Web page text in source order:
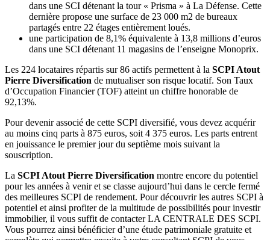
dans une SCI détenant la tour « Prisma » à La Défense. Cette
dernière propose une surface de 23 000 m2 de bureaux
partagés entre 22 étages entièrement loués.
une participation de 8,1% équivalente à 13,8 millions d’euros
dans une SCI détenant 11 magasins de l’enseigne Monoprix.
Les 224 locataires répartis sur 86 actifs permettent à la SCPI Atout
Pierre Diversification de mutualiser son risque locatif. Son Taux
d’Occupation Financier (TOF) atteint un chiffre honorable de
92,13%.
Pour devenir associé de cette SCPI diversifié, vous devez acquérir
au moins cinq parts à 875 euros, soit 4 375 euros. Les parts entrent
en jouissance le premier jour du septième mois suivant la
souscription.
La SCPI Atout Pierre Diversification montre encore du potentiel
pour les années à venir et se classe aujourd’hui dans le cercle fermé
des meilleures SCPI de rendement. Pour découvrir les autres SCPI à
potentiel et ainsi profiter de la multitude de possibilités pour investir
immobilier, il vous suffit de contacter LA CENTRALE DES SCPI.
Vous pourrez ainsi bénéficier d’une étude patrimoniale gratuite et